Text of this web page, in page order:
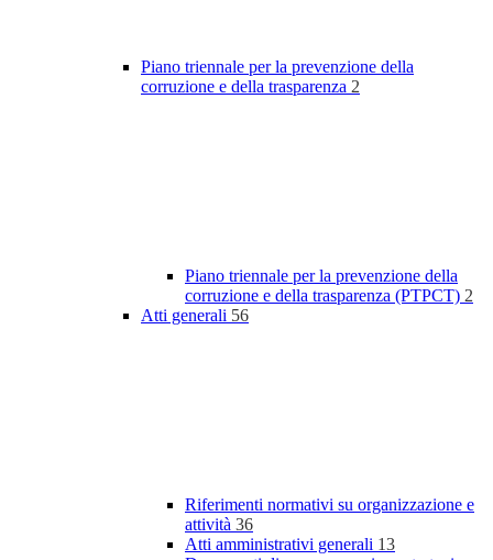
Piano triennale per la prevenzione della
corruzione e della trasparenza 2
Piano triennale per la prevenzione della
corruzione e della trasparenza (PTPCT) 2
Atti generali 56
Riferimenti normativi su organizzazione e
attività 36
Atti amministrativi generali 13